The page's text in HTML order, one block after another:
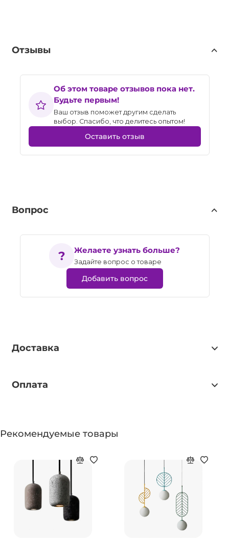
Отзывы
Об этом товаре отзывов пока нет.
Будьте первым!
Ваш отзыв поможет другим сделать
выбор. Спасибо, что делитесь опытом!
Оставить отзыв
Вопрос
Желаете узнать больше?
Задайте вопрос о товаре
Добавить вопрос
Доставка
Оплата
Рекомендуемые товары